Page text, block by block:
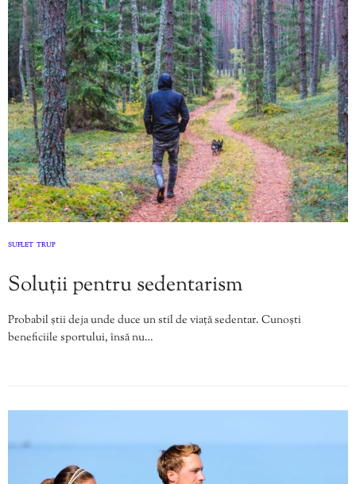
SUFLET TRUP
Soluții pentru sedentarism
Probabil știi deja unde duce un stil de viață sedentar. Cunoști
beneficiile sportului, însă nu…